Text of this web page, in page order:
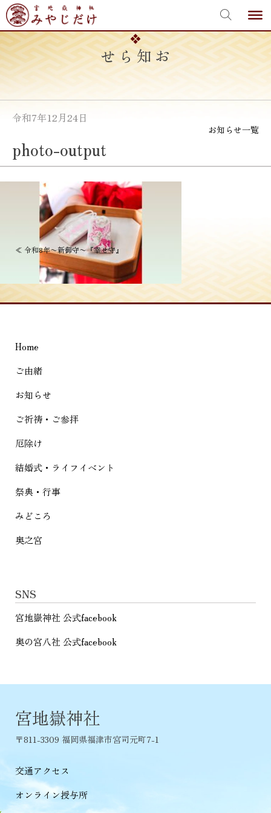
Skip
to
content
お知らせ
令和7年12月24日
お知らせ一覧
photo-output
投
ナ
ビ
ー
シ
ョ
ン
≪ 令和8年〜新御守〜『幸せ守』
Home
ご由緒
お知らせ
ご祈祷・ご参拝
厄除け
結婚式・ライフイベント
祭典・行事
みどころ
奥之宮
SNS
宮地嶽神社 公式facebook
奥の宮八社 公式facebook
宮地嶽神社
〒811-3309 福岡県福津市宮司元町7-1
交通アクセス
オンライン授与所